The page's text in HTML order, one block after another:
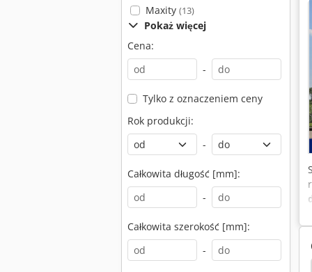
Maxity (13)
Pokaż więcej
Cena:
-
Tylko z oznaczeniem ceny
Rok produkcji:
-
Całkowita długość [mm]:
-
Całkowita szerokość [mm]:
-